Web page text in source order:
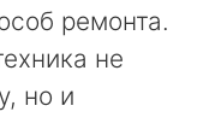
ремонта.
не
но и